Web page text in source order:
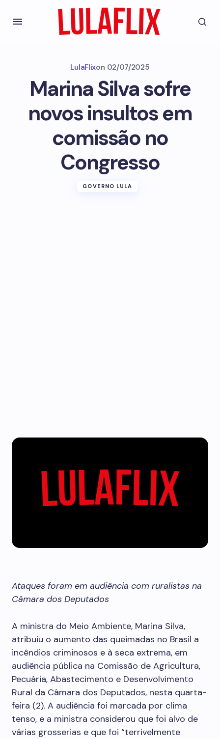
LulaFlixon 02/07/2025
Marina Silva sofre
novos insultos em
comissão no
Congresso
GOVERNO LULA
Ataques foram em audiência com ruralistas na
Câmara dos Deputados
A ministra do Meio Ambiente, Marina Silva,
atribuiu o aumento das queimadas no Brasil a
incêndios criminosos e à seca extrema, em
audiência pública na Comissão de Agricultura,
Pecuária, Abastecimento e Desenvolvimento
Rural da Câmara dos Deputados, nesta quarta-
feira (2). A audiência foi marcada por clima
tenso, e a ministra considerou que foi alvo de
várias grosserias e que foi “terrivelmente